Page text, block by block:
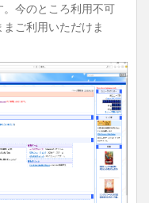
今のところ利用不可
ご利用いただけま